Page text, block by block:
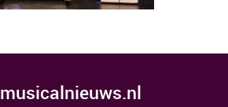
musicalnieuws.nl